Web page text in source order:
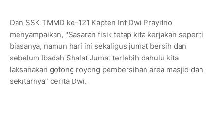
Dan SSK TMMD ke-121 Kapten Inf Dwi Prayitno
menyampaikan, "Sasaran fisik tetap kita kerjakan seperti
biasanya, namun hari ini sekaligus jumat bersih dan
sebelum Ibadah Shalat Jumat terlebih dahulu kita
laksanakan gotong royong pembersihan area masjid dan
sekitarnya” cerita Dwi.